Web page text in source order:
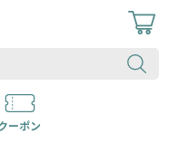
ーポン